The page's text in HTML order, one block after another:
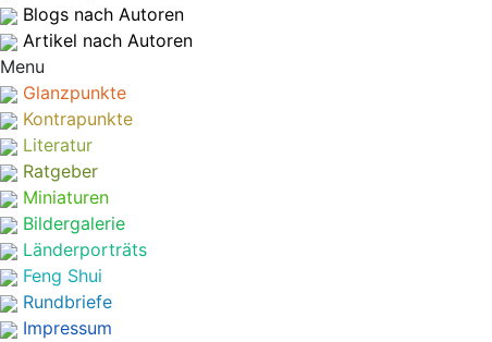
Blogs nach Autoren
Artikel nach Autoren
Menu
Glanzpunkte
Kontrapunkte
Literatur
Ratgeber
Miniaturen
Bildergalerie
Länderporträts
Feng Shui
Rundbriefe
Impressum